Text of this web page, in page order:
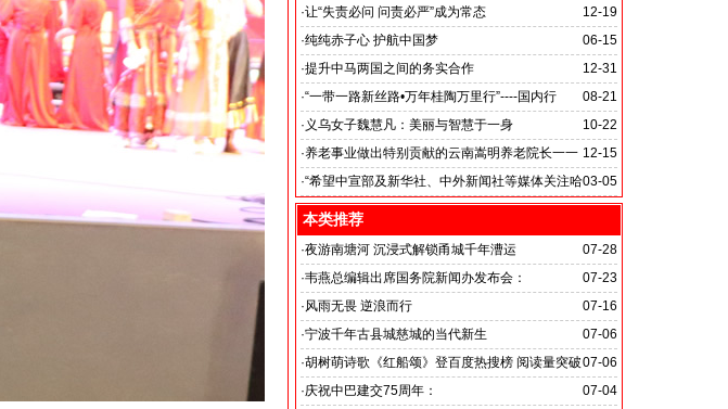
12-19
·让“失责必问 问责必严”成为常态
06-15
·纯纯赤子心 护航中国梦
12-31
·提升中马两国之间的务实合作
马达加斯加总统埃里会见中国艺术银行董事长、中外新
闻社社务会主席徐志强先生并达成多项合作协议
08-21
·“一带一路新丝路•万年桂陶万里行”----国内行
10-22
· 义乌女子魏慧凡：美丽与智慧于一身
12-15
·养老事业做出特别贡献的云南嵩明养老院长一一
李丽琼
03-05
·“希望中宣部及新华社、中外新闻社等媒体关注哈
尔滨的发展”
本类推荐
07-28
·夜游南塘河 沉浸式解锁甬城千年漕运
07-23
·韦燕总编辑出席国务院新闻办发布会：
关注海关总署“十五五”时期守好国门安全
07-16
·风雨无畏 逆浪而行
旭日应急救援队硬核抗巴“威风”护平安
07-06
·宁波千年古县城慈城的当代新生
07-06
·胡树萌诗歌《红船颂》登百度热搜榜 阅读量突破
数亿次 打破“曲高和寡”的传播困境
07-04
·庆祝中巴建交75周年：